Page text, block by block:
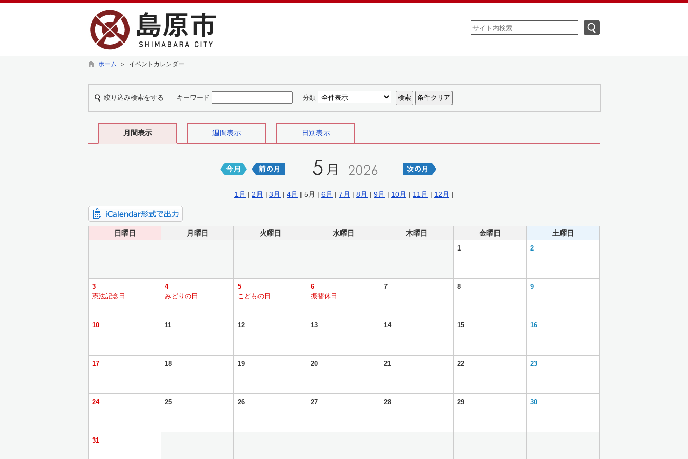
ホーム ＞ イベントカレンダー
絞り込み検索をする キーワード 分類
月間表示 週間表示 日別表示
1月 | 2月 | 3月 | 4月 | 5月 | 6月 | 7月 | 8月 | 9月 | 10月 | 11月 | 12月 |
日曜日 月曜日 火曜日 水曜日 木曜日 金曜日 土曜日
1 2
3
憲法記念日
4
みどりの日
5
こどもの日
6
振替休日
7 8 9
10 11 12 13 14 15 16
17 18 19 20 21 22 23
24 25 26 27 28 29 30
31